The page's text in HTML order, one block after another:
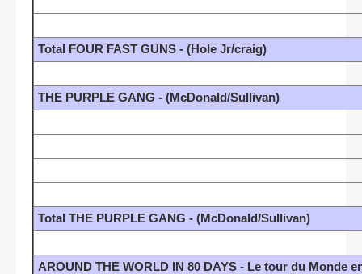
Total FOUR FAST GUNS - (Hole Jr/craig)
THE PURPLE GANG - (McDonald/Sullivan)
Total THE PURPLE GANG - (McDonald/Sullivan)
AROUND THE WORLD IN 80 DAYS - Le tour du Monde